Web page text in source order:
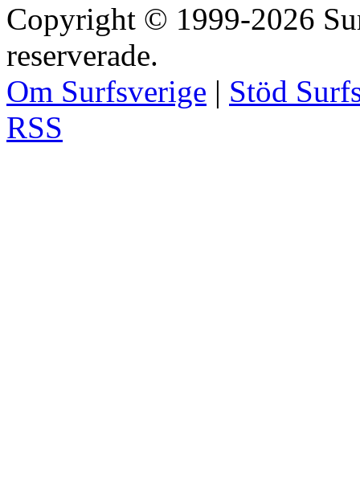
Copyright © 1999-2026
reserverade.
Om Surfsverige | Stöd
RSS